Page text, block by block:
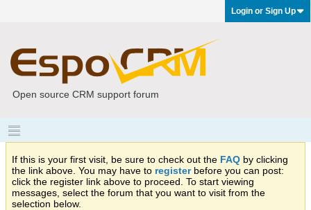
Login or Sign Up
Open source CRM support forum
If this is your first visit, be sure to check out the FAQ by clicking
the link above. You may have to registerbefore you can post:
click the register link above to proceed. To start viewing
messages, select the forum that you want to visit from the
selection below.